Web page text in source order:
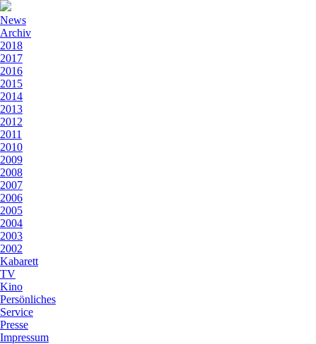
News
Archiv
2018
2017
2016
2015
2014
2013
2012
2011
2010
2009
2008
2007
2006
2005
2004
2003
2002
Kabarett
TV
Kino
Persönliches
Service
Presse
Impressum